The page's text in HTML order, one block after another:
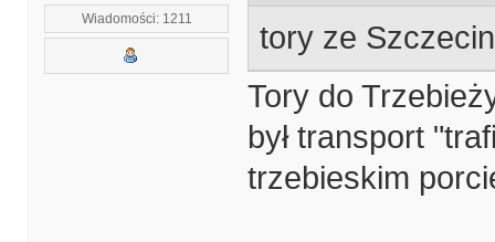
Wiadomości: 1211
tory ze
Tory do
był transport
trzebieskim